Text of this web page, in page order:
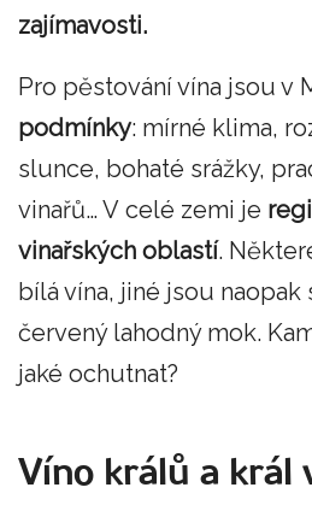
zajímavosti.
Pro pěstování vína jsou v
podmínky: mírné klima,
slunce, bohaté srážky,
vinařů… V celé zemi je
vinařských oblastí.
bílá vína, jiné jsou
červený lahodný mok.
jaké ochutnat?
Víno králů a král